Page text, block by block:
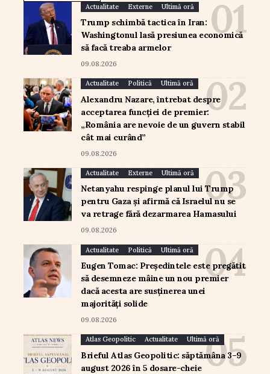
Actualitate Externe Ultimă oră
Trump schimbă tactica în Iran:
Washingtonul lasă presiunea economică
să facă treaba armelor
09.08.2026
Actualitate Politică Ultimă oră
Alexandru Nazare, întrebat despre
acceptarea funcției de premier:
„România are nevoie de un guvern stabil
cât mai curând”
09.08.2026
Actualitate Externe Ultimă oră
Netanyahu respinge planul lui Trump
pentru Gaza și afirmă că Israelul nu se
va retrage fără dezarmarea Hamasului
09.08.2026
Actualitate Politică Ultimă oră
Eugen Tomac: Președintele este pregătit
să desemneze mâine un nou premier
dacă acesta are susținerea unei
majorități solide
09.08.2026
Atlas Geopolitic Actualitate Ultimă oră
Brieful Atlas Geopolitic: săptămâna 3–9
august 2026 în 5 dosare-cheie